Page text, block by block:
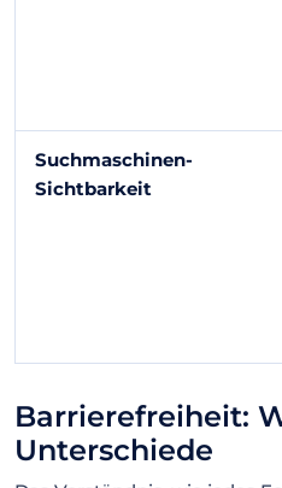
Suchmaschinen-
Sichtbarkeit
Barrierefreiheit:
Unterschiede